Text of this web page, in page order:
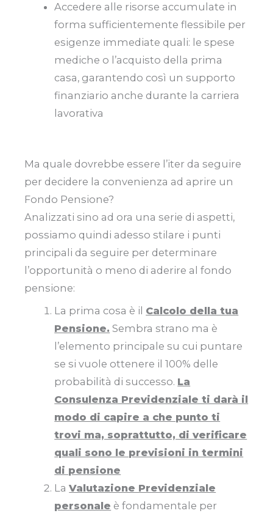
Accedere alle risorse accumulate in
forma sufficientemente flessibile per
esigenze immediate quali: le spese
mediche o l’acquisto della prima
casa, garantendo così un supporto
finanziario anche durante la carriera
lavorativa
Ma quale dovrebbe essere l’iter da seguire
per decidere la convenienza ad aprire un
Fondo Pensione?
Analizzati sino ad ora una serie di aspetti,
possiamo quindi adesso stilare i punti
principali da seguire per determinare
l’opportunità o meno di aderire al fondo
pensione:
La prima cosa è il Calcolo della tua
Pensione. Sembra strano ma è
l’elemento principale su cui puntare
se si vuole ottenere il 100% delle
probabilità di successo. La
Consulenza Previdenziale ti darà il
modo di capire a che punto ti
trovi ma, soprattutto, di verificare
quali sono le previsioni in termini
di pensione
LaValutazione Previdenziale
personale è fondamentale per